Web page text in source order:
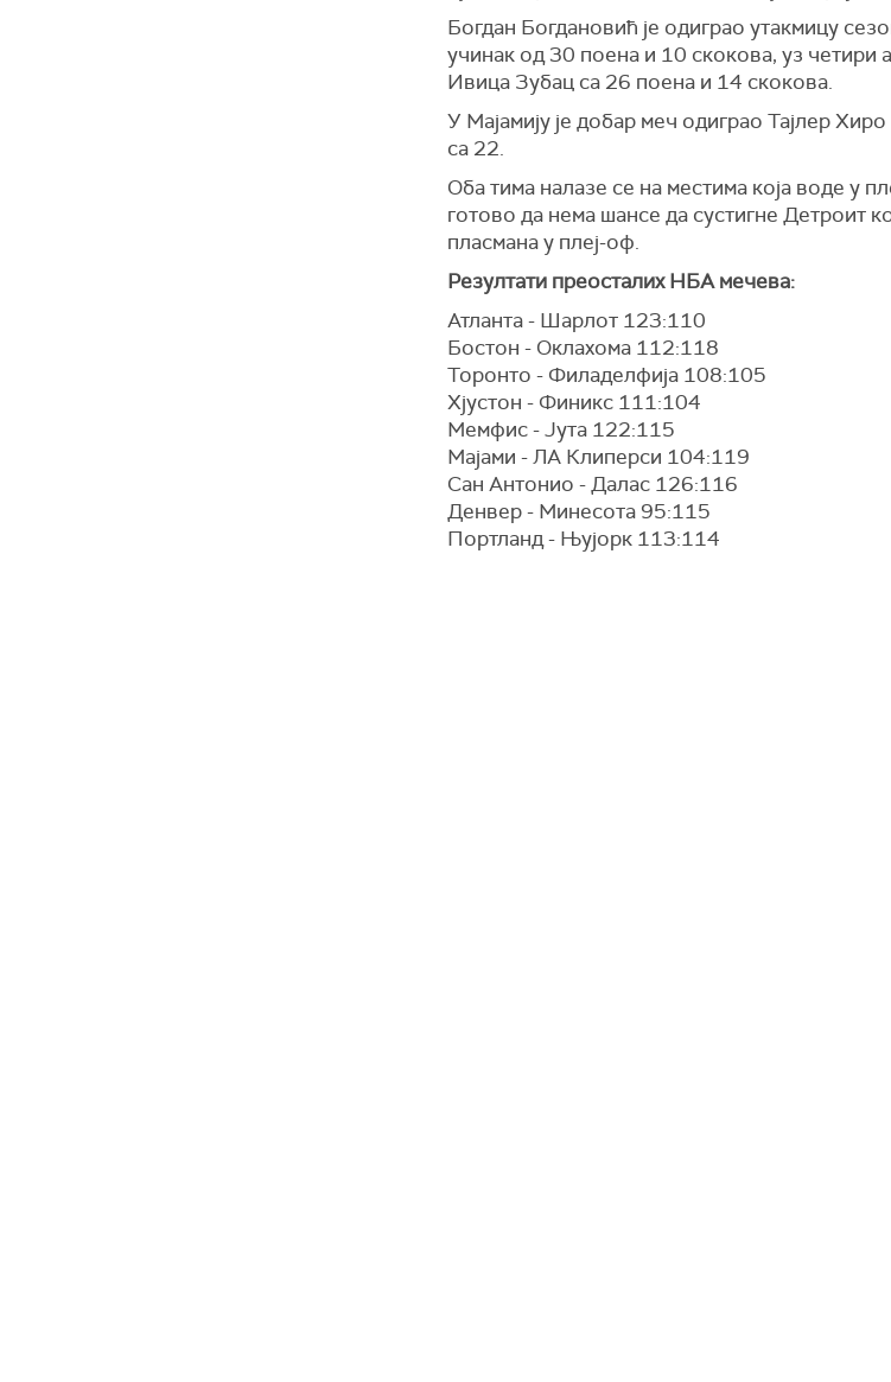
Богдан Богдановић је одиграо утакмицу
учинак од 30 поена и 10 скокова, уз четири
Ивица Зубац са 26 поена и 14 скокова.
У Мајамију је добар меч одиграо Тајлер
са 22.
Оба тима налазе се на местима која воде у
готово да нема шансе да сустигне Детроит
пласмана у плеј-оф.
Резултати преосталих НБА мечева:
Атланта - Шарлот 123:110
Бостон - Оклахома 112:118
Торонто - Филаделфија 108:105
Хјустон - Финикс 111:104
Мемфис - Јута 122:115
Мајами - ЛА Клиперси 104:119
Сан Антонио - Далас 126:116
Денвер - Минесота 95:115
Портланд - Њујорк 113:114